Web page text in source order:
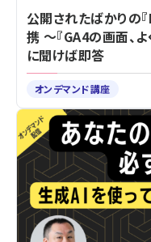
公開されたばかりの
携 ～『GA4の画面、
に聞けば即答
オンデマンド講座